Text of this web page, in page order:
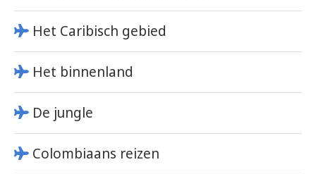
Het Caribisch gebied
Het binnenland
De jungle
Colombiaans reizen